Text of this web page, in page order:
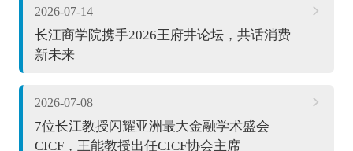
2026-07-14
长江商学院携手2026王府井论坛，共话消费
新未来
2026-07-08
7位长江教授闪耀亚洲最大金融学术盛会
CICF，王能教授出任CICF协会主席